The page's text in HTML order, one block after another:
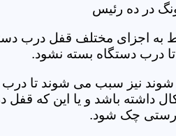
در ده رئیس
اجزای مختلف قفل درب
درب دستگاه بسته نشود.
نیز سبب می شوند تا درب
داشته باشد و یا این که
چک شود.